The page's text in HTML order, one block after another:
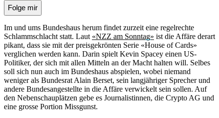
Folge mir
Im und ums Bundeshaus herum findet zurzeit eine regelrechte
Schlammschlacht statt. Laut «NZZ am Sonntag» ist die Affäre derart
pikant, dass sie mit der preisgekrönten Serie «House of Cards»
verglichen werden kann. Darin spielt Kevin Spacey einen US-
Politiker, der sich mit allen Mitteln an der Macht halten will. Selbes
soll sich nun auch im Bundeshaus abspielen, wobei niemand
weniger als Bundesrat Alain Berset, sein langjähriger Sprecher und
andere Bundesangestellte in die Affäre verwickelt sein sollen. Auf
den Nebenschauplätzen gebe es Journalistinnen, die Crypto AG und
eine grosse Portion Missgunst.